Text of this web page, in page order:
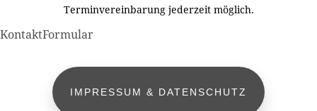
Terminvereinbarung jederzeit möglich.
KontaktFormular
IMPRESSUM & DATENSCHUTZ